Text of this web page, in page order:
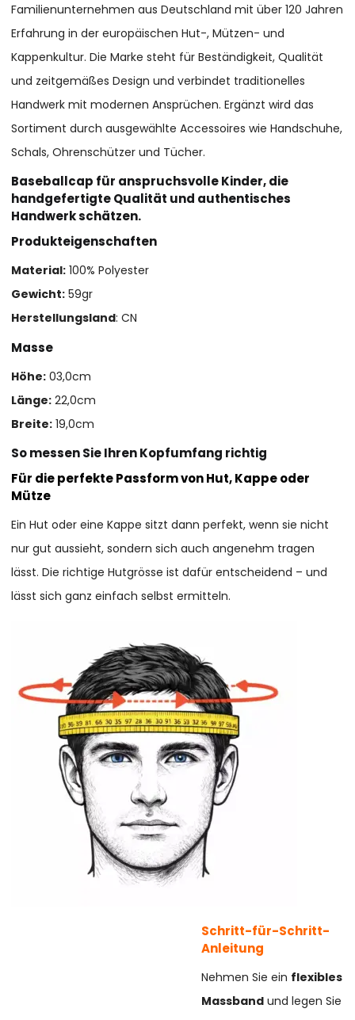
Familienunternehmen aus Deutschland mit über 120 Jahren
Erfahrung in der europäischen Hut-, Mützen- und
Kappenkultur. Die Marke steht für Beständigkeit, Qualität
und zeitgemäßes Design und verbindet traditionelles
Handwerk mit modernen Ansprüchen. Ergänzt wird das
Sortiment durch ausgewählte Accessoires wie Handschuhe,
Schals, Ohrenschützer und Tücher.
Baseballcap für anspruchsvolle Kinder, die
handgefertigte Qualität und authentisches
Handwerk schätzen.
Produkteigenschaften
Material: 100% Polyester
Gewicht: 59gr
Herstellungsland: CN
Masse
Höhe: 03,0cm
Länge: 22,0cm
Breite: 19,0cm
So messen Sie Ihren Kopfumfang richtig
Für die perfekte Passform von Hut, Kappe oder
Mütze
Ein Hut oder eine Kappe sitzt dann perfekt, wenn sie nicht
nur gut aussieht, sondern sich auch angenehm tragen
lässt. Die richtige Hutgrösse ist dafür entscheidend – und
lässt sich ganz einfach selbst ermitteln.
Schritt-für-Schritt-
Anleitung
Nehmen Sie ein flexibles
Massband und legen Sie